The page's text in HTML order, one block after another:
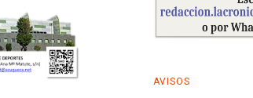
AVISOS